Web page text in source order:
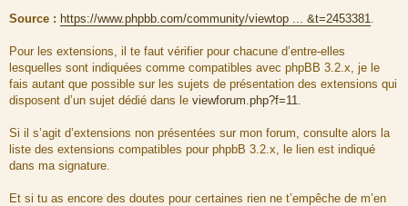
m
s
s
a
g
Source : https://www.phpbb.com/community/viewtop ... &t=2453381
Pour les extensions, il te faut vérifier pour chacune d’entre-elles
lesquelles sont indiquées comme compatibles avec phpBB 3.2.x, je le
fais autant que possible sur les sujets de présentation des extensions qui
disposent d’un sujet dédié dans le viewforum.php?f=11
Si il s’agit d’extensions non présentées sur mon forum, consulte alors la
liste des extensions compatibles pour phpbB 3.2.x, le lien est indiqué
dans ma signature.
Et si tu as encore des doutes pour certaines rien ne t’empêche de m’en